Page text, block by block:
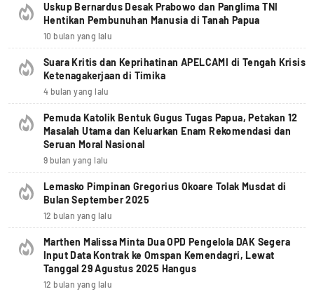
Uskup Bernardus Desak Prabowo dan Panglima TNI
Hentikan Pembunuhan Manusia di Tanah Papua
10 bulan yang lalu
Suara Kritis dan Keprihatinan APELCAMI di Tengah Krisis
Ketenagakerjaan di Timika
4 bulan yang lalu
Pemuda Katolik Bentuk Gugus Tugas Papua, Petakan 12
Masalah Utama dan Keluarkan Enam Rekomendasi dan
Seruan Moral Nasional
9 bulan yang lalu
Lemasko Pimpinan Gregorius Okoare Tolak Musdat di
Bulan September 2025
12 bulan yang lalu
Marthen Malissa Minta Dua OPD Pengelola DAK Segera
Input Data Kontrak ke Omspan Kemendagri, Lewat
Tanggal 29 Agustus 2025 Hangus
12 bulan yang lalu